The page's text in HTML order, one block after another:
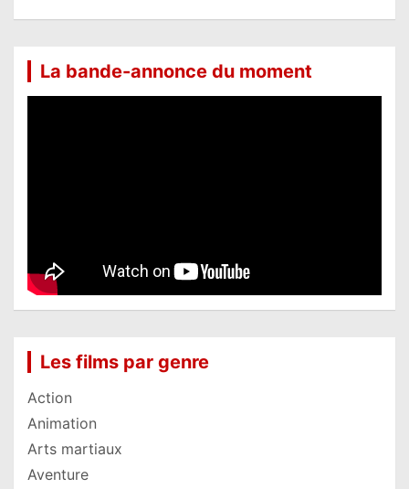
La bande-annonce du moment
Les films par genre
Action
Animation
Arts martiaux
Aventure